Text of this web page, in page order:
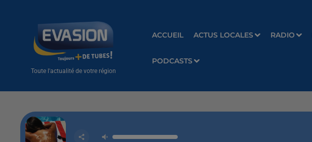
Toute l'actualité de votre région
ACCUEIL ACTUS LOCALES RADIO
PODCASTS